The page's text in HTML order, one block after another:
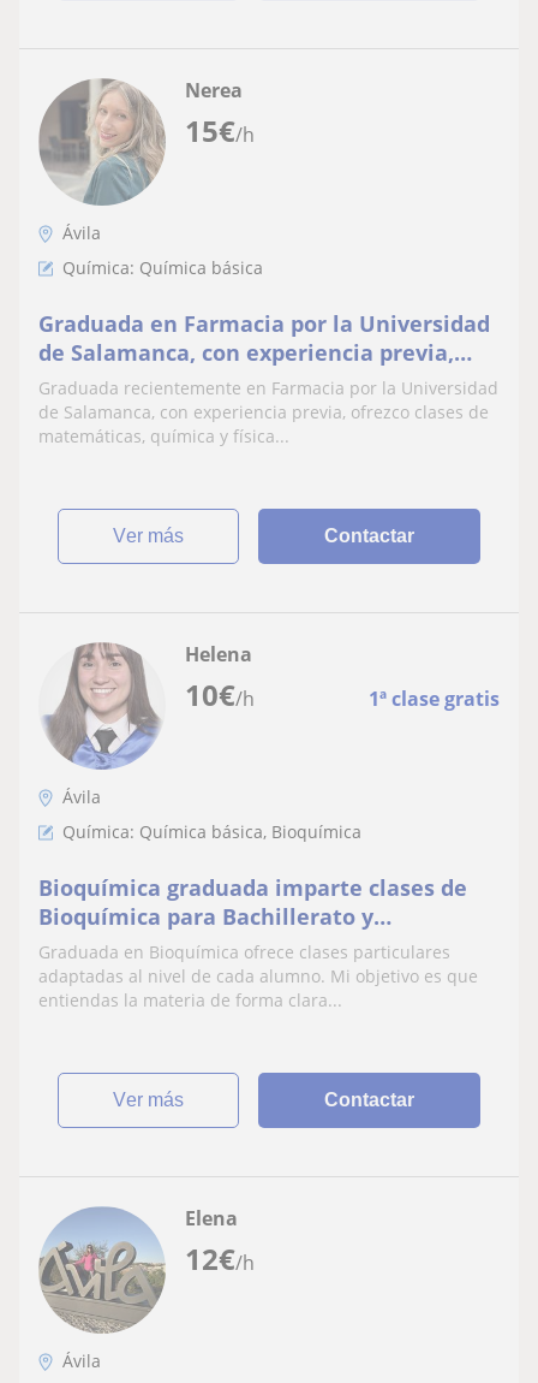
15€/h
Nerea
Ávila
Química: Química básica
Graduada en Farmacia por la Universidad
de Salamanca, con experiencia previa,
ofrezco clases de matemáticas, química y
física hasta nivel de bachiller
Graduada recientemente en Farmacia por la Universidad
de Salamanca, con experiencia previa, ofrezco clases de
matemáticas, química y física...
ver más Contactar
10€/h 1ª clase gratis
Helena
Ávila
Química: Química básica, Bioquímica
Bioquímica graduada imparte clases de
Bioquímica para Bachillerato y
Universidad | Presencial en Ávila y online
Graduada en Bioquímica ofrece clases particulares
adaptadas al nivel de cada alumno. Mi objetivo es que
entiendas la materia de forma clara...
ver más Contactar
12€/h
Elena
Ávila